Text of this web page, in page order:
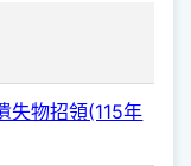
失物招領(115年